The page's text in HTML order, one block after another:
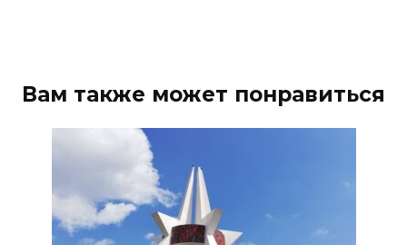
Вам также может понравиться